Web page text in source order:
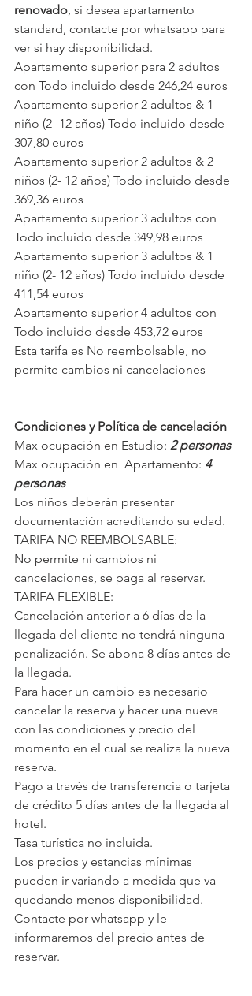
renovado, si desea apartamento
standard, contacte por whatsapp para
ver si hay disponibilidad.
Apartamento superior para 2 adultos
con Todo incluido desde 246,24 euros
Apartamento superior 2 adultos & 1
niño (2- 12 años) Todo incluido desde
307,80 euros
Apartamento superior 2 adultos & 2
niños (2- 12 años) Todo incluido desde
369,36 euros
Apartamento superior 3 adultos con
Todo incluido desde 349,98 euros
Apartamento superior 3 adultos & 1
niño (2- 12 años) Todo incluido desde
411,54 euros
Apartamento superior 4 adultos con
Todo incluido desde 453,72 euros
Esta tarifa es No reembolsable, no
permite cambios ni cancelaciones
Condiciones y Política de cancelación
Max ocupación en Estudio: 2 personas
Max ocupación en  Apartamento: 4
personas
Los niños deberán presentar
documentación acreditando su edad.
TARIFA NO REEMBOLSABLE:
No permite ni cambios ni
cancelaciones, se paga al reservar.
TARIFA FLEXIBLE:
Cancelación anterior a 6 días de la
llegada del cliente no tendrá ninguna
penalización. Se abona 8 días antes de
la llegada.
Para hacer un cambio es necesario
cancelar la reserva y hacer una nueva
con las condiciones y precio del
momento en el cual se realiza la nueva
reserva.
Pago a través de transferencia o tarjeta
de crédito 5 días antes de la llegada al
hotel.
Tasa turística no incluida.
Los precios y estancias mínimas
pueden ir variando a medida que va
quedando menos disponibilidad.
Contacte por whatsapp y le
informaremos del precio antes de
reservar.